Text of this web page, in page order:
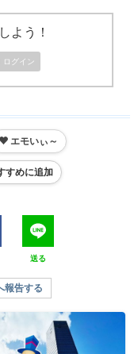
よう！
グイン
エモいぃ～
すめに追加
送る
報告する